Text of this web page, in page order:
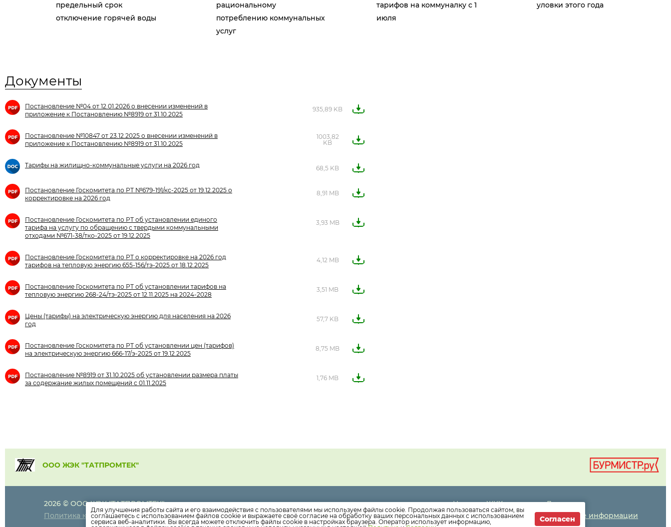
предельный срок
отключение горячей воды
рациональному
потреблению коммунальных
услуг
тарифов на коммуналку с 1
июля
уловки этого года
Документы
Постановление №04 от 12.01.2026 о внесении изменений в
приложение к Постановлению №8919 от 31.10.2025
935,89 KB
Постановление №10847 от 23.12.2025 о внесении изменений в
приложение к Постановлению №8919 от 31.10.2025
1003,82
KB
Тарифы на жилищно-коммунальные услуги на 2026 год 68,5 KB
Постановление Госкомитета по РТ №679-191/кс-2025 от 19.12.2025 о
корректировке на 2026 год
8,91 MB
Постановление Госкомитета по РТ об установлении единого
тарифа на услугу по обращению с твердыми коммунальными
отходами №671-38/тко-2025 от 19.12.2025
3,93 MB
Постановление Госкомитета по РТ о корректировке на 2026 год
тарифов на тепловую энергию 655-156/тэ-2025 от 18.12.2025
4,12 MB
Постановление Госкомитета по РТ об установлении тарифов на
тепловую энергию 268-24/тэ-2025 от 12.11.2025 на 2024-2028
3,51 MB
Цены (тарифы) на электрическую энергию для населения на 2026
год
57,7 KB
Постановление Госкомитета по РТ об установлении цен (тарифов)
на электрическую энергию 666-17/э-2025 от 19.12.2025
8,75 MB
Постановление №8919 от 31.10.2025 об установлении размера платы
за содержание жилых помещений с 01.11.2025
1,76 MB
ООО ЖЭК "ТАТПРОМТЕК"
2026 © ООО ЖЭК "ТАТПРОМТЕК"
Политика конфиденциальности
910-490 доб. 1
+7 (8552)910-490 доб. 2
Круглосуточная диспетчерская служба
Офис компании
Новости ЖКХ
Новости компании
Дома
Раскрытие информации
Для улучшения работы сайта и его взаимодействия с пользователями мы используем файлы cookie. Продолжая пользоваться сайтом, вы
соглашаетесь с использованием файлов cookie и выражаете своё согласие на обработку ваших персональных данных с использованием
сервиса веб-аналитики. Вы всегда можете отключить файлы cookie в настройках браузера. Оператор использует информацию,
Согласен